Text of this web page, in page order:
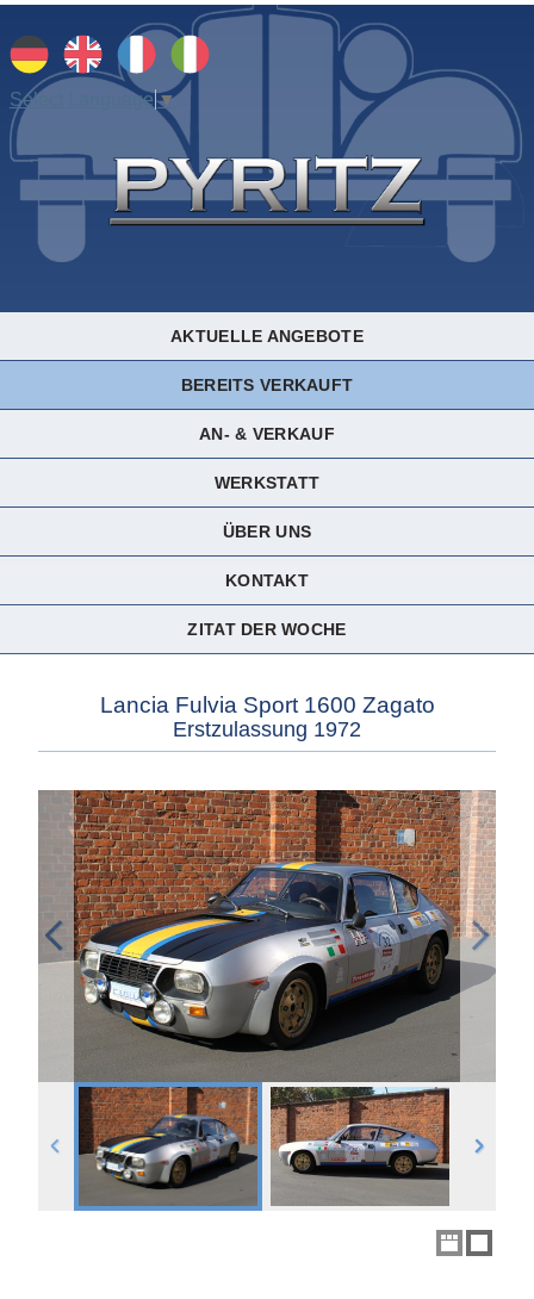
Select Language▼
AKTUELLE ANGEBOTE
BEREITS VERKAUFT
AN- & VERKAUF
WERKSTATT
ÜBER UNS
KONTAKT
ZITAT DER WOCHE
Lancia Fulvia Sport 1600 Zagato
Erstzulassung 1972